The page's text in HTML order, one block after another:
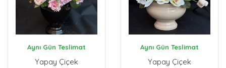
Aynı Gün Teslimat
Yapay Çiçek
Aynı Gün Teslimat
Yapay Çiçek